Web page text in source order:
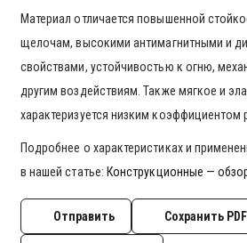
Материал отличается повышенной
щелочам, высокими антимагнитными и
свойствами, устойчивостью к огню,
другим воздействиям. Также мягкое и
характеризуется низким коэффициентом
Подробнее о характеристиках и
в нашей статье: Конструкционные —
Отправить Сохранить PDF